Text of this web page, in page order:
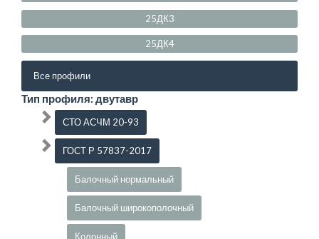
25ДК3
25ДК4
Все профили
Тип профиля: двутавр
СТО АСЧМ 20-93
ГОСТ Р 57837-2017
Балочный нормальный
Балочный широкополочный
Колонный